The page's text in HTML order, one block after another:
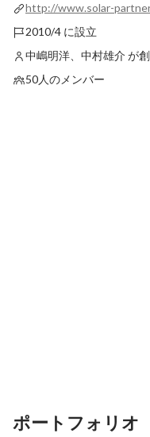
http://www.solar-
2010/4 に設立
中嶋明洋、中村雄介 が
50人のメンバー
ポートフォリオ